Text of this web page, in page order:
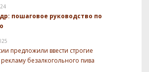
пошаговое руководство по
предложили ввести строгие
безалкогольного пива